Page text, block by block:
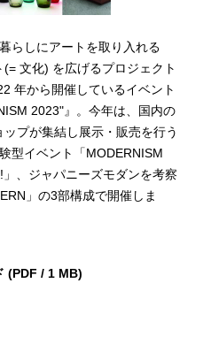
らしにアートを取り入れる
(= 文化) を広げるプロジェクト
年から開催しているイベント
2023"』。今年は、国内の
プが集結し展示・販売を行う
型イベント「MODERNISM
、ジャパニーズモダンを考察
」の3部構成で開催しま
(PDF / 1 MB)